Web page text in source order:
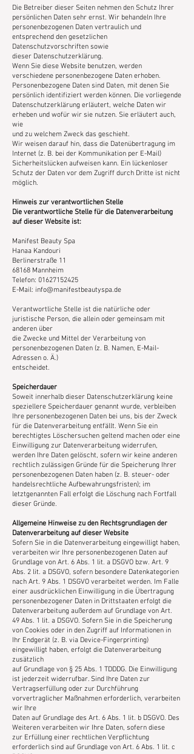
Die Betreiber dieser Seiten nehmen den Schutz Ihrer
persönlichen Daten sehr ernst. Wir behandeln Ihre
personenbezogenen Daten vertraulich und
entsprechend den gesetzlichen
Datenschutzvorschriften sowie
dieser Datenschutzerklärung.
Wenn Sie diese Website benutzen, werden
verschiedene personenbezogene Daten erhoben.
Personenbezogene Daten sind Daten, mit denen Sie
persönlich identifiziert werden können. Die vorliegende
Datenschutzerklärung erläutert, welche Daten wir
erheben und wofür wir sie nutzen. Sie erläutert auch,
wie
und zu welchem Zweck das geschieht.
Wir weisen darauf hin, dass die Datenübertragung im
Internet (z. B. bei der Kommunikation per E-Mail)
Sicherheitslücken aufweisen kann. Ein lückenloser
Schutz der Daten vor dem Zugriff durch Dritte ist nicht
möglich.
Hinweis zur verantwortlichen Stelle
Die verantwortliche Stelle für die Datenverarbeitung
auf dieser Website ist:
Manifest Beauty Spa
Hanaa Kandouri
Berlinerstraße 11
68168 Mannheim
Telefon: 01627152425
E-Mail: info@manifestbeautyspa.de
Verantwortliche Stelle ist die natürliche oder
juristische Person, die allein oder gemeinsam mit
anderen über
die Zwecke und Mittel der Verarbeitung von
personenbezogenen Daten (z. B. Namen, E-Mail-
Adressen o. Ä.)
entscheidet.
Speicherdauer
Soweit innerhalb dieser Datenschutzerklärung keine
speziellere Speicherdauer genannt wurde, verbleiben
Ihre personenbezogenen Daten bei uns, bis der Zweck
für die Datenverarbeitung entfällt. Wenn Sie ein
berechtigtes Löschersuchen geltend machen oder eine
Einwilligung zur Datenverarbeitung widerrufen,
werden Ihre Daten gelöscht, sofern wir keine anderen
rechtlich zulässigen Gründe für die Speicherung Ihrer
personenbezogenen Daten haben (z. B. steuer- oder
handelsrechtliche Aufbewahrungsfristen); im
letztgenannten Fall erfolgt die Löschung nach Fortfall
dieser Gründe.
Allgemeine Hinweise zu den Rechtsgrundlagen der
Datenverarbeitung auf dieser Website
Sofern Sie in die Datenverarbeitung eingewilligt haben,
verarbeiten wir Ihre personenbezogenen Daten auf
Grundlage von Art. 6 Abs. 1 lit. a DSGVO bzw. Art. 9
Abs. 2 lit. a DSGVO, sofern besondere Datenkategorien
nach Art. 9 Abs. 1 DSGVO verarbeitet werden. Im Falle
einer ausdrücklichen Einwilligung in die Übertragung
personenbezogener Daten in Drittstaaten erfolgt die
Datenverarbeitung außerdem auf Grundlage von Art.
49 Abs. 1 lit. a DSGVO. Sofern Sie in die Speicherung
von Cookies oder in den Zugriff auf Informationen in
Ihr Endgerät (z. B. via Device-Fingerprinting)
eingewilligt haben, erfolgt die Datenverarbeitung
zusätzlich
auf Grundlage von § 25 Abs. 1 TDDDG. Die Einwilligung
ist jederzeit widerrufbar. Sind Ihre Daten zur
Vertragserfüllung oder zur Durchführung
vorvertraglicher Maßnahmen erforderlich, verarbeiten
wir Ihre
Daten auf Grundlage des Art. 6 Abs. 1 lit. b DSGVO. Des
Weiteren verarbeiten wir Ihre Daten, sofern diese
zur Erfüllung einer rechtlichen Verpflichtung
erforderlich sind auf Grundlage von Art. 6 Abs. 1 lit. c